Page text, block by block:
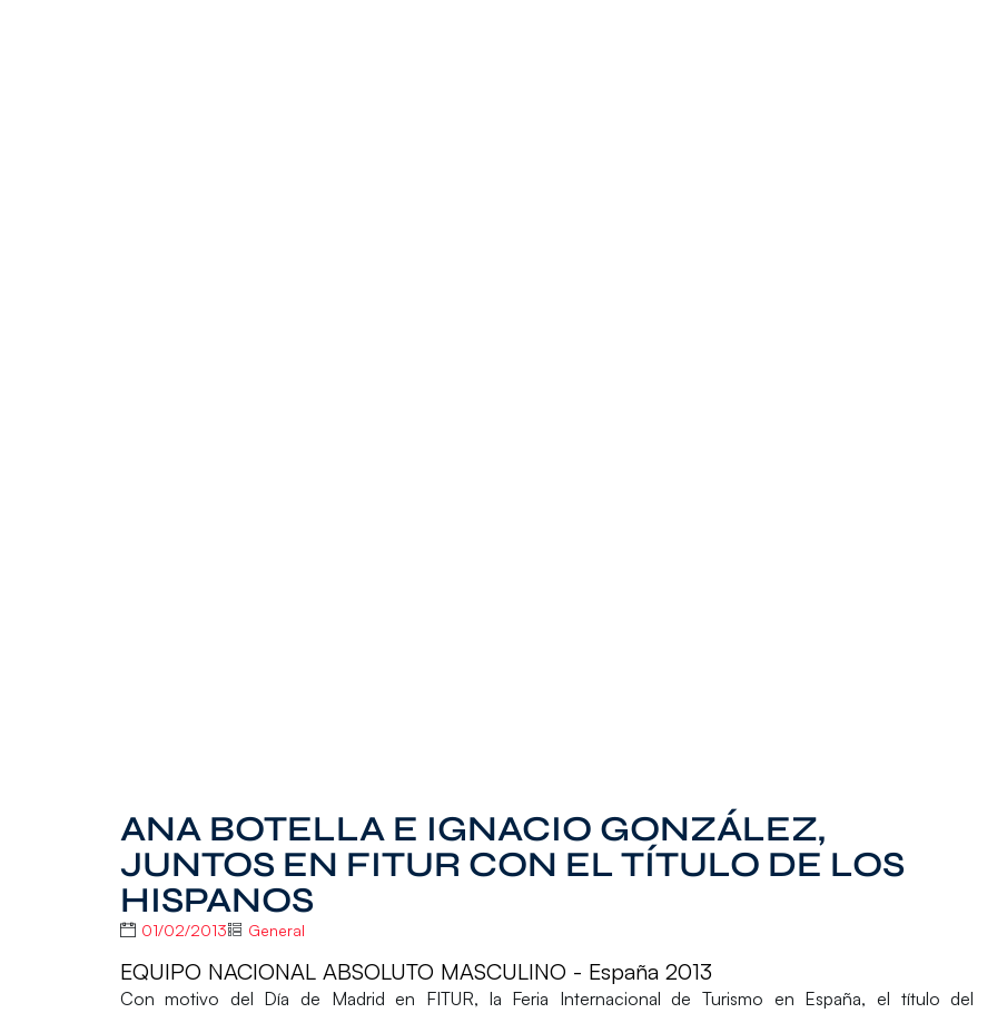
ANA BOTELLA E IGNACIO GONZÁLEZ,
JUNTOS EN FITUR CON EL TÍTULO DE LOS
HISPANOS
01/02/2013 General
EQUIPO NACIONAL ABSOLUTO MASCULINO - España 2013
Con motivo del Día de Madrid en FITUR, la Feria Internacional de Turismo en España, el título del